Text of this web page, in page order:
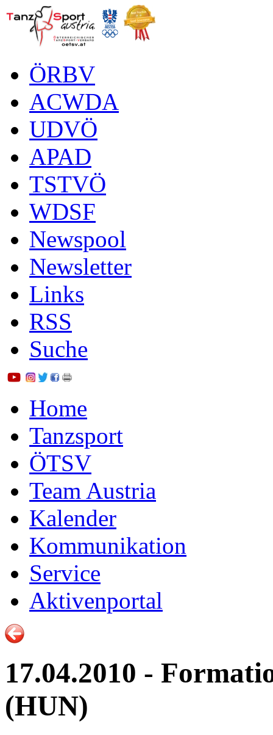
ÖRBV
ACWDA
UDVÖ
APAD
TSTVÖ
WDSF
Newspool
Newsletter
Links
RSS
Suche
Home
Tanzsport
ÖTSV
Team Austria
Kalender
Kommunikation
Service
Aktivenportal
17.04.2010 -
(HUN)